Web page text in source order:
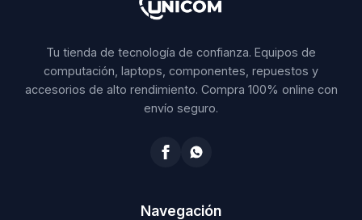
Tu tienda de tecnología de confianza. Equipos de
computación, laptops, componentes, repuestos y
accesorios de alto rendimiento. Compra 100% online con
envío seguro.
Navegación